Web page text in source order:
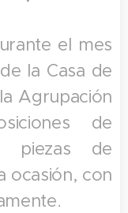
el mes
la Casa de
Agrupación
de
piezas de
ocasión, con